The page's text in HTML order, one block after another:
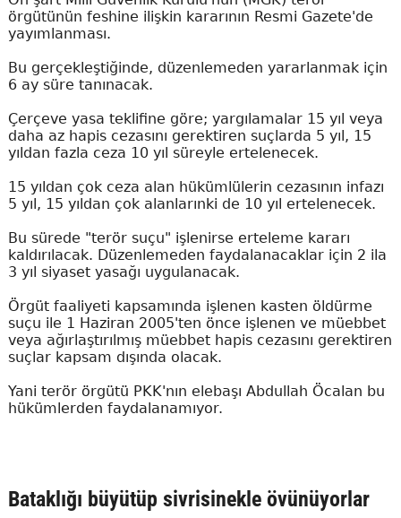
örgütünün feshine ilişkin kararının Resmi Gazete'de
yayımlanması.
Bu gerçekleştiğinde, düzenlemeden yararlanmak için
6 ay süre tanınacak.
Çerçeve yasa teklifine göre; yargılamalar 15 yıl veya
daha az hapis cezasını gerektiren suçlarda 5 yıl, 15
yıldan fazla ceza 10 yıl süreyle ertelenecek.
15 yıldan çok ceza alan hükümlülerin cezasının infazı
5 yıl, 15 yıldan çok alanlarınki de 10 yıl ertelenecek.
Bu sürede "terör suçu" işlenirse erteleme kararı
kaldırılacak. Düzenlemeden faydalanacaklar için 2 ila
3 yıl siyaset yasağı uygulanacak.
Örgüt faaliyeti kapsamında işlenen kasten öldürme
suçu ile 1 Haziran 2005'ten önce işlenen ve müebbet
veya ağırlaştırılmış müebbet hapis cezasını gerektiren
suçlar kapsam dışında olacak.
Yani terör örgütü PKK'nın elebaşı Abdullah Öcalan bu
hükümlerden faydalanamıyor.
Bataklığı büyütüp sivrisinekle övünüyorlar